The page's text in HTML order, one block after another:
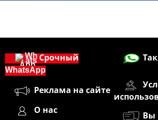
Вы
Срочный
WhatsApp
Реклама на сайте
О нас